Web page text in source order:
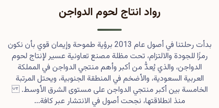
رواد انتاج لحوم الدواجن
بدأت رحلتنا في أصول عام 2013 برؤية طموحة وإيمان قوي بأن نكون
رمزًا للجودة والالتزام، تحت مظلة مصنع تعاونية عسير لإنتاج لحوم
الدواجن، والذي يُعدُّ من أكبر وأهم منتجي الدواجن في المملكة
العربية السعودية، والأضخم في المنطقة الجنوبية، ويحتل المرتبة
الخامسة بين أكبر منتجي الدواجن على مستوى الشرق الأوسط.
منذ انطلاقتها، نجحت أصول في الانتشار عبر كافة...